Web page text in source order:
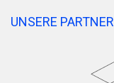
UNSERE PARTNER